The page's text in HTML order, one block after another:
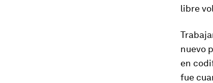
libre
nuevo
en
fue